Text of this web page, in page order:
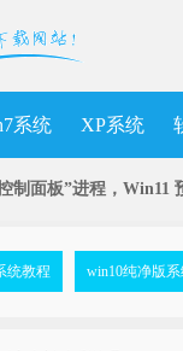
系统 XP系统
制面板”进程，Win11
统教程 win10纯净版